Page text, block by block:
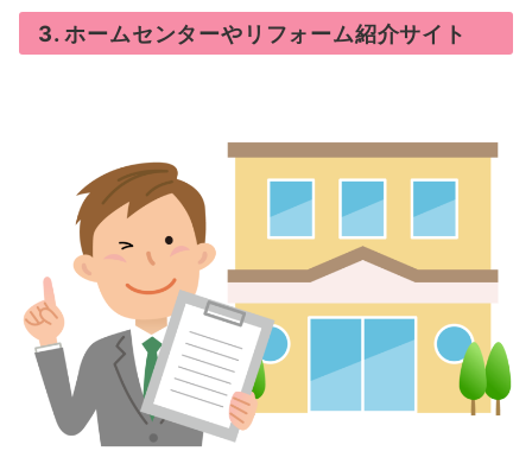
3. ホームセンターやリフォーム紹介サイト